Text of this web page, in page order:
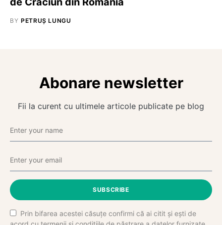
BY PETRUȘ LUNGU
Abonare newsletter
Fii la curent cu ultimele articole publicate pe blog
SUBSCRIBE
Prin bifarea acestei căsuțe confirmi că ai citit și ești de